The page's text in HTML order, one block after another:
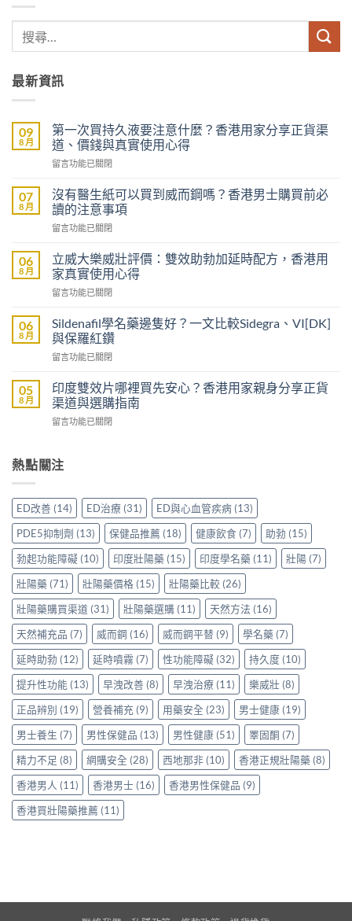
最新資訊
09
8 月
第一次買持久液要注意什麼？香港用家分享正貨渠
道、價錢與真實使用心得
在
一
次
買
持
液
要
注
意
麼？
香
用
分
享
正
道、
價
與
真
實
使
用
心
得〉
中
留言功能已關閉
07
8 月
沒有醫生紙可以買到威而鋼嗎？香港男士購買前必
讀的注意事項
在
有
醫
生
紙
以
買
到
威
鋼
嗎？
港
購
必
讀
的
注
意
事
項〉
中
留言功能已關閉
06
8 月
立威大樂威壯評價：雙效助勃加延時配方，香港用
家真實使用心得
在
威
大
樂
威
評
價：
雙
效
加
配
方，
香
港
用
家
真
實
使
用
心
得〉
中
留言功能已關閉
06
8 月
Sildenafil學名藥邊隻好？一文比較Sidegra、VI[DK]
與保羅紅鑽
在
學
名
藥
邊
一
較
Sidegra、
VI[DK]
與
保
羅
紅
鑽〉
中
留言功能已關閉
05
8 月
印度雙效片哪裡買先安心？香港用家親身分享正貨
渠道與選購指南
在
雙
效
哪
裡
買
先
安
心？
香
港
用
家
親
身
分
享
正
貨
渠
道
與
選
購
指
南〉
中
留言功能已關閉
熱點關注
ED改善 (14) ED治療 (31) ED與心血管疾病 (13)
PDE5抑制劑 (13) 保健品推薦 (18) 健康飲食 (7) 助勃 (15)
勃起功能障礙 (10) 印度壯陽藥 (15) 印度學名藥 (11) 壯陽 (7)
壯陽藥 (71) 壯陽藥價格 (15) 壯陽藥比較 (26)
壯陽藥購買渠道 (31) 壯陽藥選購 (11) 天然方法 (16)
天然補充品 (7) 威而鋼 (16) 威而鋼平替 (9) 學名藥 (7)
延時助勃 (12) 延時噴霧 (7) 性功能障礙 (32) 持久度 (10)
提升性功能 (13) 早洩改善 (8) 早洩治療 (11) 樂威壯 (8)
正品辨別 (19) 營養補充 (9) 用藥安全 (23) 男士健康 (19)
男士養生 (7) 男性保健品 (13) 男性健康 (51) 睪固酮 (7)
精力不足 (8) 網購安全 (28) 西地那非 (10) 香港正規壯陽藥 (8)
香港男人 (11) 香港男士 (16) 香港男性保健品 (9)
香港買壯陽藥推薦 (11)